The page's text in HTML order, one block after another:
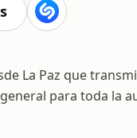
La Paz que
para toda la